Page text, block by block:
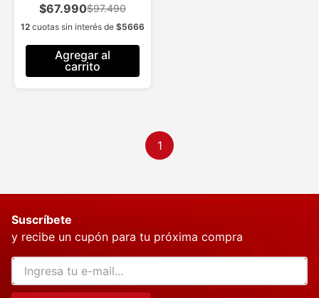
$67.990$97.490
12 cuotas sin interés de $5666
Agregar al
carrito
1
Suscríbete
y recibe un cupón para tu próxima compra